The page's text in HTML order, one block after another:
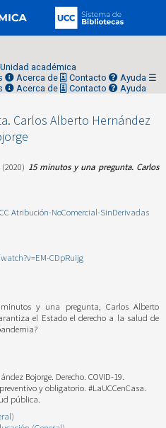
Unidad académica
Acerca de Contacto Ayuda ☰
Acerca de Contacto Ayuda
Carlos Alberto Hernández
(2020) 15 minutos y una pregunta. Carlos
CC Atribución-NoComercial-SinDerivadas
CDpRuijg
y una pregunta, Carlos Alberto
el Estado el derecho a la salud de
Bojorge. Derecho. COVID-19.
y obligatorio. #LaUCCenCasa.
pública.